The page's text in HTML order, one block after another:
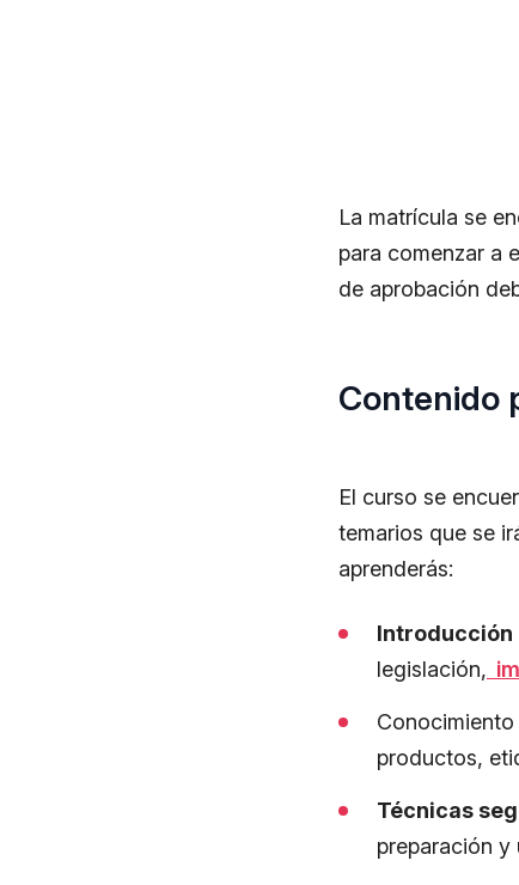
La matrícula se
para comenzar a
de aprobación
Contenido
El curso se
temarios que se
aprenderás:
Introducción
legislación,
productos,
Técnicas
preparación